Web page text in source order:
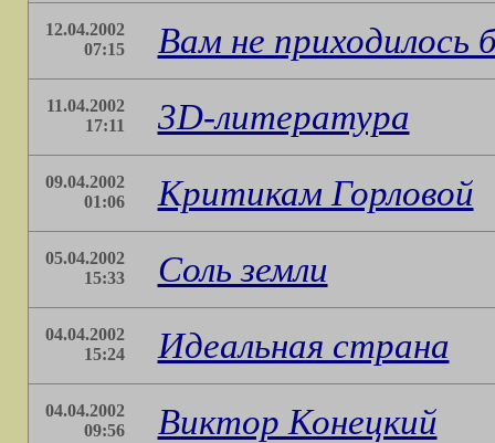
12.04.2002
07:15
Вам не приходилось
11.04.2002
17:11
3D-литература
09.04.2002
01:06
Критикам Горловой
05.04.2002
15:33
Соль земли
04.04.2002
15:24
Идеальная страна
04.04.2002
09:56
Виктор Конецкий